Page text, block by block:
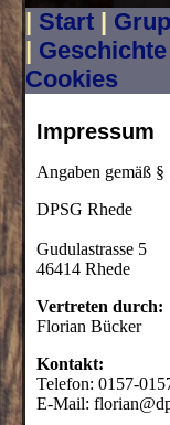
| Start|
| Geschichte
Cookies
Impressum
Angaben gemäß
DPSG Rhede
Gudulastrasse 5
46414 Rhede
Vertreten durch:
Florian Bücker
Kontakt:
Telefon: 0157-
E-Mail: